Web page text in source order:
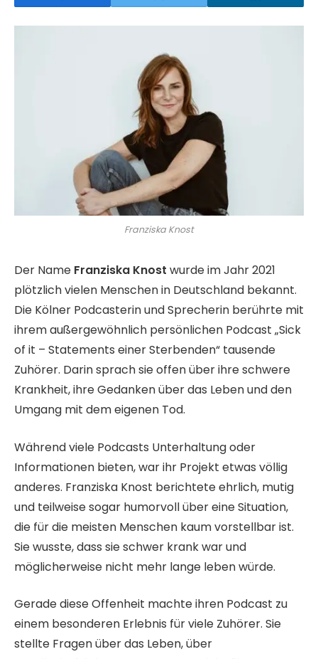
Franziska Knost
Der Name Franziska Knost wurde im Jahr 2021
plötzlich vielen Menschen in Deutschland bekannt.
Die Kölner Podcasterin und Sprecherin berührte mit
ihrem außergewöhnlich persönlichen Podcast „Sick
of it – Statements einer Sterbenden“ tausende
Zuhörer. Darin sprach sie offen über ihre schwere
Krankheit, ihre Gedanken über das Leben und den
Umgang mit dem eigenen Tod.
Während viele Podcasts Unterhaltung oder
Informationen bieten, war ihr Projekt etwas völlig
anderes. Franziska Knost berichtete ehrlich, mutig
und teilweise sogar humorvoll über eine Situation,
die für die meisten Menschen kaum vorstellbar ist.
Sie wusste, dass sie schwer krank war und
möglicherweise nicht mehr lange leben würde.
Gerade diese Offenheit machte ihren Podcast zu
einem besonderen Erlebnis für viele Zuhörer. Sie
stellte Fragen über das Leben, über